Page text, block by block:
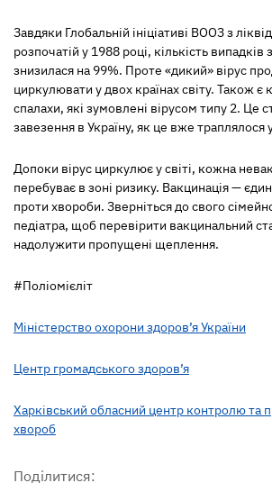
Завдяки Глобальній ініціативі ВООЗ з
розпочатій у 1988 році, кількість випадків
знизилася на 99%. Проте «дикий» вірус
циркулювати у двох країнах світу. Також
спалахи, які зумовлені вірусом типу 2. Це
завезення в Україну, як це вже траплялося
Допоки вірус циркулює у світі, кожна
перебуває в зоні ризику. Вакцинація —
проти хвороби. Зверніться до свого
педіатра, щоб перевірити вакцинальний
надолужити пропущені щеплення.
#Поліомієліт
Міністерство охорони здоров’я України
Центр громадського здоров’я
Харківський обласний центр контролю та
хвороб
Поділитися: